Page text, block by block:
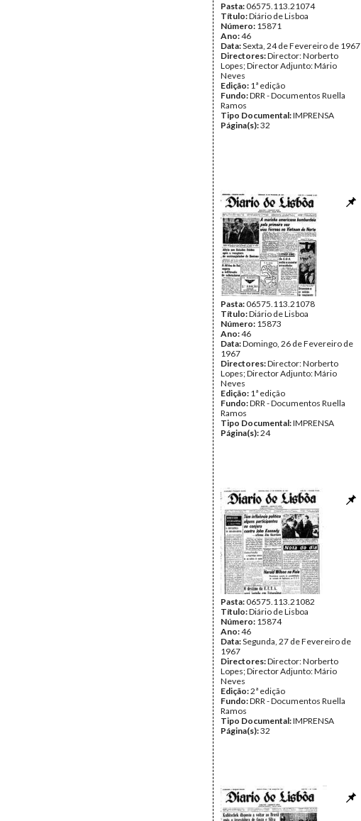
Pasta:06575.113.21074
Título:Diário de Lisboa
Número: 15871
Ano:46
Data:Sexta, 24 de Fevereiro de 1967
Directores:Director: Norberto
Lopes; Director Adjunto: Mário
Neves
Edição: 1ª edição
Fundo:DRR - Documentos Ruella
Ramos
Tipo Documental:IMPRENSA
Página(s):32
Pasta:06575.113.21078
Título:Diário de Lisboa
Número: 15873
Ano:46
Data:Domingo, 26 de Fevereiro de
1967
Directores:Director: Norberto
Lopes; Director Adjunto: Mário
Neves
Edição: 1ª edição
Fundo:DRR - Documentos Ruella
Ramos
Tipo Documental:IMPRENSA
Página(s):24
Pasta:06575.113.21082
Título:Diário de Lisboa
Número: 15874
Ano:46
Data:Segunda, 27 de Fevereiro de
1967
Directores:Director: Norberto
Lopes; Director Adjunto: Mário
Neves
Edição:2ª edição
Fundo:DRR - Documentos Ruella
Ramos
Tipo Documental:IMPRENSA
Página(s):32